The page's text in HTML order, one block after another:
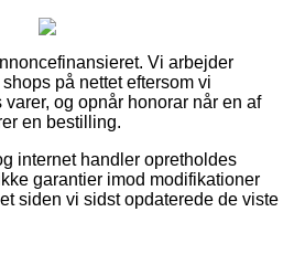
Vi arbejder
på nettet eftersom vi
og opnår honorar når en af
en bestilling.
internet handler opretholdes
garantier imod modifikationer
siden vi sidst opdaterede de viste